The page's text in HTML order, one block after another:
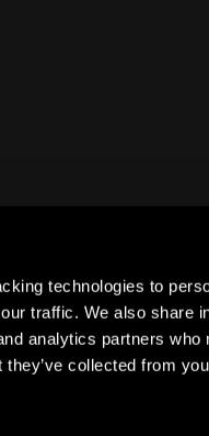
technologies to
traffic. We also share
analytics partners
they’ve collected from